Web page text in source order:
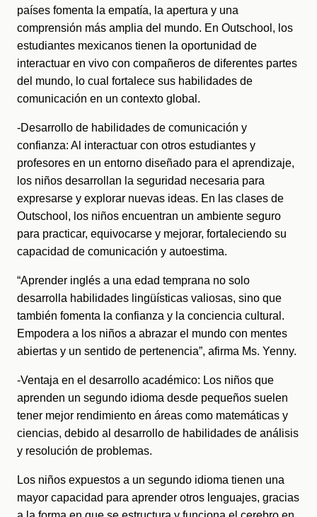
países fomenta la empatía, la apertura y una
comprensión más amplia del mundo. En Outschool, los
estudiantes mexicanos tienen la oportunidad de
interactuar en vivo con compañeros de diferentes partes
del mundo, lo cual fortalece sus habilidades de
comunicación en un contexto global.
-Desarrollo de habilidades de comunicación y
confianza: Al interactuar con otros estudiantes y
profesores en un entorno diseñado para el aprendizaje,
los niños desarrollan la seguridad necesaria para
expresarse y explorar nuevas ideas. En las clases de
Outschool, los niños encuentran un ambiente seguro
para practicar, equivocarse y mejorar, fortaleciendo su
capacidad de comunicación y autoestima.
“Aprender inglés a una edad temprana no solo
desarrolla habilidades lingüísticas valiosas, sino que
también fomenta la confianza y la conciencia cultural.
Empodera a los niños a abrazar el mundo con mentes
abiertas y un sentido de pertenencia”, afirma Ms. Yenny.
-Ventaja en el desarrollo académico: Los niños que
aprenden un segundo idioma desde pequeños suelen
tener mejor rendimiento en áreas como matemáticas y
ciencias, debido al desarrollo de habilidades de análisis
y resolución de problemas.
Los niños expuestos a un segundo idioma tienen una
mayor capacidad para aprender otros lenguajes, gracias